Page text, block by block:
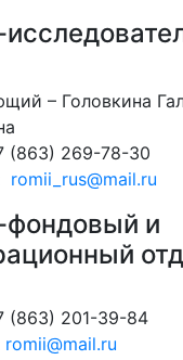
– Головкина
(863) 269-78-30
romii_rus@mail.ru
и
(863) 201-39-84
romii@mail.ru